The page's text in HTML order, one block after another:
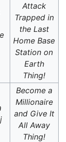
Attack
Trapped in
the Last
Home Base
Station on
Earth
Thing!
Become a
Millionaire
and Give It
All Away
Thing!